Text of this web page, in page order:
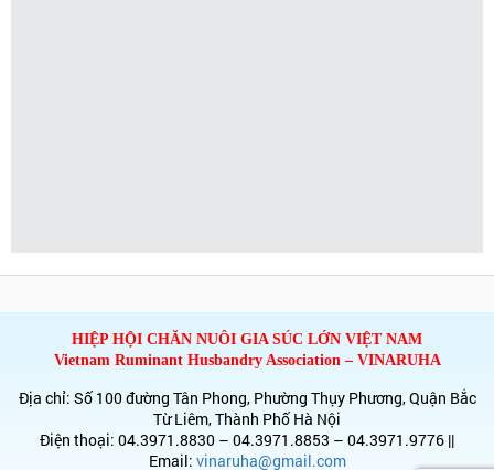
HIỆP HỘI CHĂN NUÔI GIA SÚC LỚN VIỆT NAM
Vietnam Ruminant Husbandry Association – VINARUHA
Địa chỉ: Số 100 đường Tân Phong, Phường Thụy Phương, Quận Bắc
Từ Liêm, Thành Phố Hà Nội
Điện thoại: 04.3971.8830 – 04.3971.8853 – 04.3971.9776 ||
Email: vinaruha@gmail.com